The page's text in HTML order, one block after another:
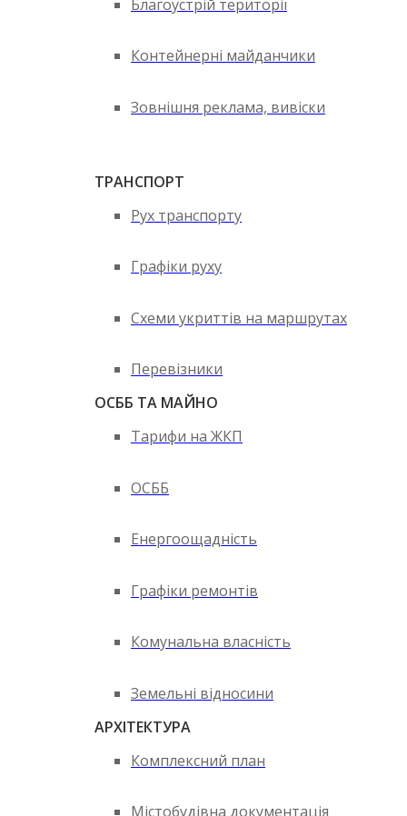
Благоустрій території
Контейнерні майданчики
Зовнішня реклама, вивіски
ТРАНСПОРТ
Рух транспорту
Графіки руху
Схеми укриттів на маршрутах
Перевізники
ОСББ ТА МАЙНО
Тарифи на ЖКП
ОСББ
Енергоощадність
Графіки ремонтів
Комунальна власність
Земельні відносини
АРХІТЕКТУРА
Комплексний план
Містобудівна документація